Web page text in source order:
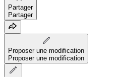
Partager
Partager
Proposer une modification
Proposer une modification